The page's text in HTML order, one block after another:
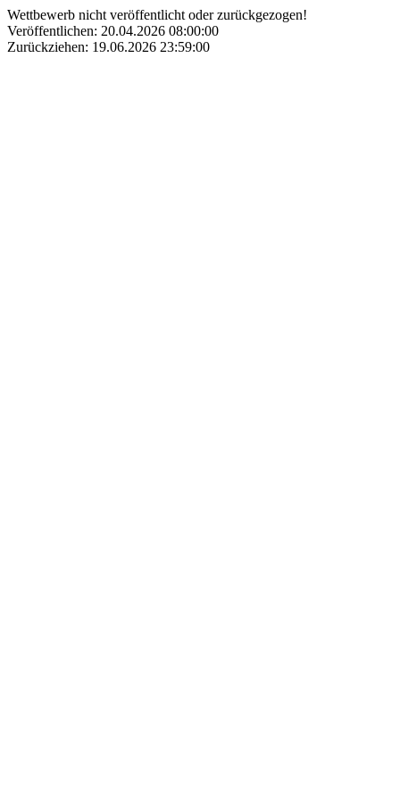
Wettbewerb nicht veröffentlicht oder zurückgezogen!
Veröffentlichen: 20.04.2026 08:00:00
Zurückziehen: 19.06.2026 23:59:00